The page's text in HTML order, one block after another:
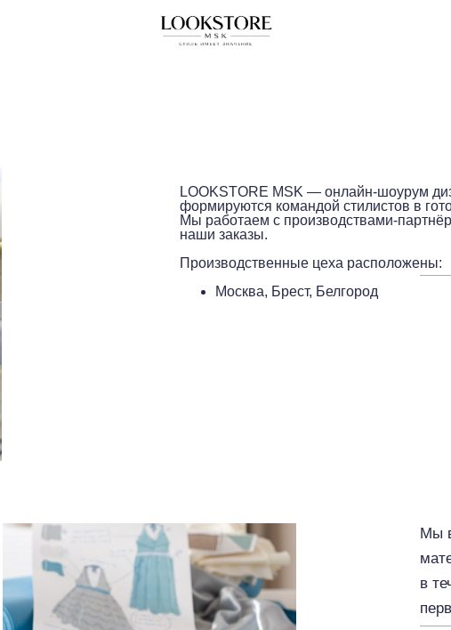
LOOKSTORE MSK — онлайн-шоурум
формируются командой стилистов в
Мы работаем с производствами-
наши заказы.
Производственные цеха расположены:
Москва, Брест, Белгород
Мы
в